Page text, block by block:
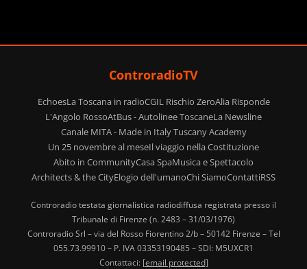
ControradioTV
EchoesLa Toscana in radioCGIL Rischio ZeroAlia Risponde
L'Angolo RossoAtBus - Autolinee ToscaneLa Newsline
Canale MITA - Made in Italy Tuscany Academy
Un 25 novembre al meseIl viaggio nella Costituzione
Abito in CommunityCasa SpaMusica e Spettacolo
Architects & the CityElogio dell'umanoChi SiamoContattiRSS
Controradio testata giornalistica radiodiffusa registrata presso il
Tribunale di Firenze (n. 2483 – 31/03/1976)
Controradio Srl – via del Rosso Fiorentino 2/b – 50142 Firenze – Tel
055.73.99910 – P. IVA 03353190485 – SDI: M5UXCR1
Contattaci: [email protected]